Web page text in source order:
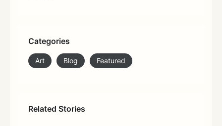
Categories
Art Blog Featured
Related Stories